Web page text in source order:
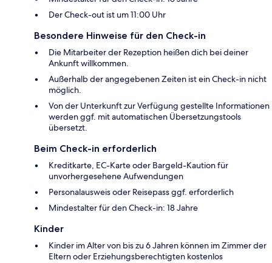
Der Check-out ist um 11:00 Uhr
Besondere Hinweise für den Check-in
Die Mitarbeiter der Rezeption heißen dich bei deiner
Ankunft willkommen.
Außerhalb der angegebenen Zeiten ist ein Check-in nicht
möglich.
Von der Unterkunft zur Verfügung gestellte Informationen
werden ggf. mit automatischen Übersetzungstools
übersetzt.
Beim Check-in erforderlich
Kreditkarte, EC-Karte oder Bargeld-Kaution für
unvorhergesehene Aufwendungen
Personalausweis oder Reisepass ggf. erforderlich
Mindestalter für den Check-in: 18 Jahre
Kinder
Kinder im Alter von bis zu 6 Jahren können im Zimmer der
Eltern oder Erziehungsberechtigten kostenlos